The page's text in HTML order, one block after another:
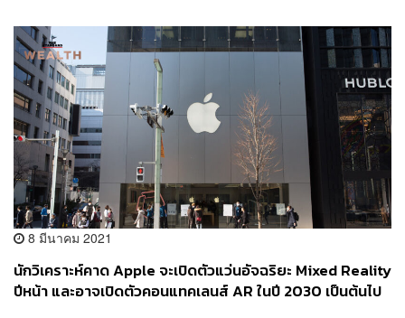
8 มีนาคม 2021
นักวิเคราะห์คาด Apple จะเปิดตัวแว่นอัจฉริยะ Mixed Reality
ปีหน้า และอาจเปิดตัวคอนแทคเลนส์ AR ในปี 2030 เป็นต้นไป